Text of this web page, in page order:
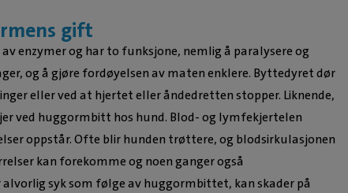
gift
enzymer og har to funksjone, nemlig å paralysere og
og å gjøre fordøyelsen av maten enklere. Byttedyret dør
eller ved at hjertet eller åndedretten stopper. Liknende,
ved huggormbitt hos hund. Blod- og lymfekjertelen
oppstår. Ofte blir hunden trøttere, og blodsirkulasjonen
kan forekomme og noen ganger også
syk som følge av huggormbittet, kan skader på